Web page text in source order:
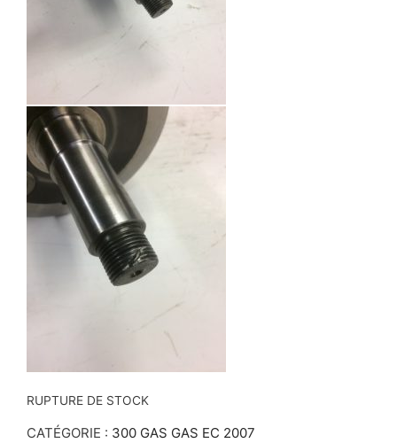
RUPTURE DE STOCK
CATÉGORIE : 300 GAS GAS EC 2007